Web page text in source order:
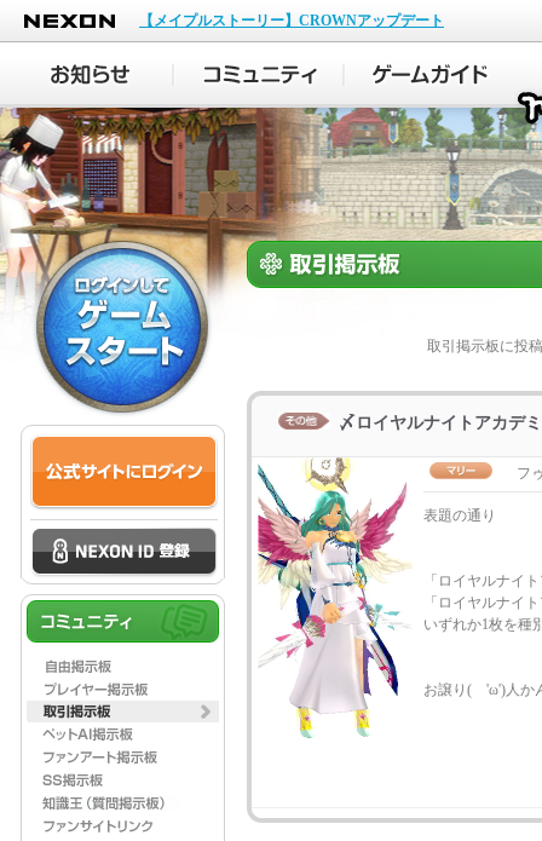
NEXON
【メイプルストーリー】CROWNアップデート
取引掲示板に投
〆ロイヤルナイトアカデ
フ
表題の通り
「ロイヤルナイ
「ロイヤルナイ
いずれか1枚を種
お譲り( 'ω')人か